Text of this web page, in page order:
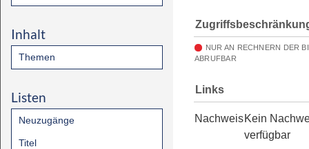
Inhalt
Themen
Listen
Neuzugänge
Titel
NUR AN RECHNERN DER
ABRUFBAR
Links
NachweisKein
verfügbar